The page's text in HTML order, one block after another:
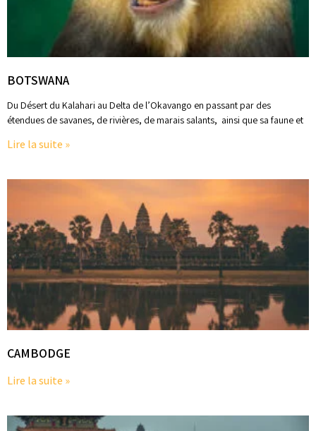
BOTSWANA
Du Désert du Kalahari au Delta de l’Okavango en passant par des
étendues de savanes, de rivières, de marais salants, ainsi que sa faune et
Lire la suite »
CAMBODGE
Lire la suite »